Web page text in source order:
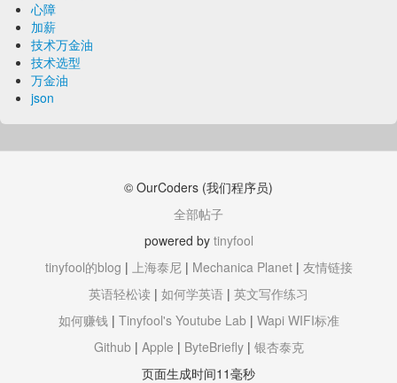
心障
加薪
技术万金油
技术选型
万金油
json
© OurCoders (我们程序员)
全部帖子
powered by tinyfool
tinyfool的blog | 上海泰尼| Mechanica Planet| 友情链接
英语轻松读 | 如何学英语 | 英文写作练习
如何赚钱| Tinyfool's Youtube Lab| Wapi WIFI标准
Github| Apple | ByteBriefly| 银杏泰克
页面生成时间11毫秒